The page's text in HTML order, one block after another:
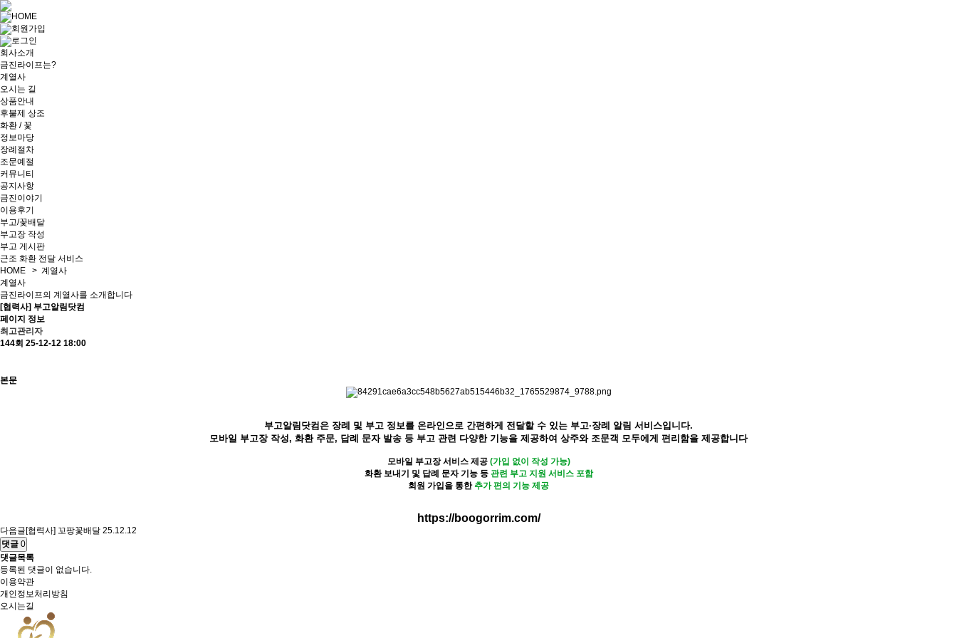
HOME
회원가입
로그인
회사소개
금진라이프는?
계열사
오시는 길
상품안내
후불제 상조
화환 / 꽃
정보마당
장례절차
조문예절
커뮤니티
공지사항
금진이야기
이용후기
부고/꽃배달
부고장 작성
부고 게시판
근조 화환 전달 서비스
HOME > 계열사
계열사
금진라이프의 계열사를 소개합니다
[협력사] 부고알림닷컴
페이지 정보
최고관리자
144회 25-12-12 18:00
본문
부고알림닷컴은 장례 및 부고 정보를 온라인으로 간편하게 전달할 수 있는 부고·장례 알림 서비스입니다.
모바일 부고장 작성, 화환 주문, 답례 문자 발송 등 부고 관련 다양한 기능을 제공하여 상주와 조문객 모두에게 편리함을 제공합니다
모바일 부고장 서비스제공 (가입 없이 작성 가능)
화환 보내기 및 답례 문자 기능등 관련 부고 지원 서비스 포함
회원 가입을 통한추가 편의 기능 제공
https://boogorrim.com/
다음글[협력사] 꼬팡꽃배달 25.12.12
댓글 0
댓글목록
등록된 댓글이 없습니다.
이용약관
개인정보처리방침
오시는길